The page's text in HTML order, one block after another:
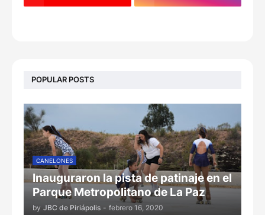
POPULAR POSTS
CANELONES
Inauguraron la pista de patinaje en el
Parque Metropolitano de La Paz
by JBC de Piriápolis - febrero 16, 2020